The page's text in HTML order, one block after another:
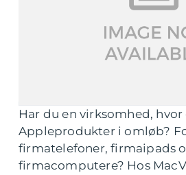
Har du en virksomhed,
Appleprodukter i omløb?
firmatelefoner, firmaipads
firmacomputere? Hos